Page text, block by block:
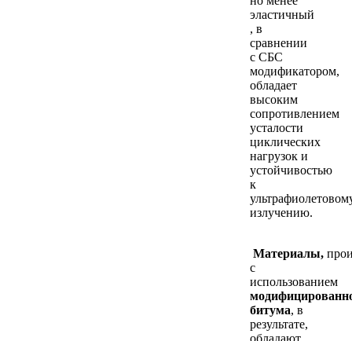
эластичный
, в
сравнении
с СБС
модификатором,
обладает
высоким
сопротивлением
усталости
циклических
нагрузок и
устойчивостью
к
излучению.
Материалы,
с
использованием
битума, в
результате,
обладают